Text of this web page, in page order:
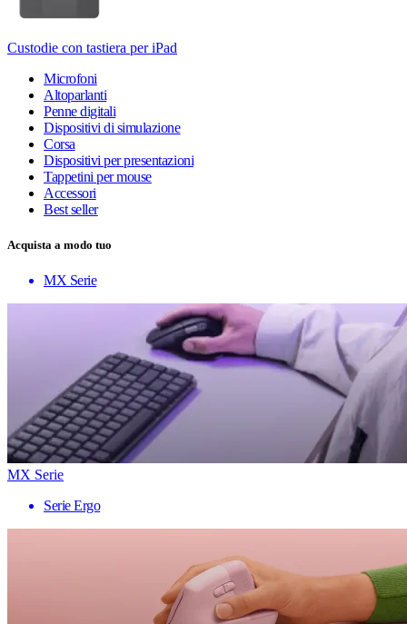
Custodie con tastiera per iPad
Microfoni
Altoparlanti
Penne digitali
Dispositivi di simulazione
Corsa
Dispositivi per presentazioni
Tappetini per mouse
Accessori
Best seller
Acquista a modo tuo
MX Serie
MX Serie
Serie Ergo